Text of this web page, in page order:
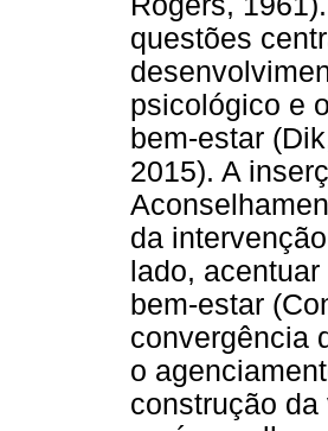
questões
psicológico e
bem-estar
2015). A
da
lado,
bem-estar
convergência
o
construção